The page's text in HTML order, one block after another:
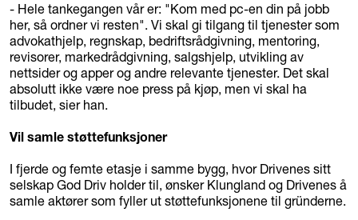
- Hele tankegangen vår er: "Kom med pc-en din på jobb
her, så ordner vi resten". Vi skal gi tilgang til tjenester som
advokathjelp, regnskap, bedriftsrådgivning, mentoring,
revisorer, markedrådgivning, salgshjelp, utvikling av
nettsider og apper og andre relevante tjenester. Det skal
absolutt ikke være noe press på kjøp, men vi skal ha
tilbudet, sier han.
Vil samle støttefunksjoner
I fjerde og femte etasje i samme bygg, hvor Drivenes sitt
selskap God Driv holder til, ønsker Klungland og Drivenes å
samle aktører som fyller ut støttefunksjonene til gründerne.